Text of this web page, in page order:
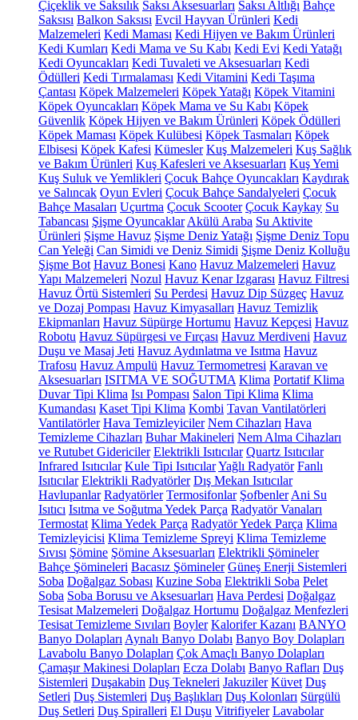
Çiçeklik ve Saksılık Saksı Aksesuarları Saksı Altlığı Bahçe
Saksısı Balkon Saksısı Evcil Hayvan Ürünleri Kedi
Malzemeleri Kedi Maması Kedi Hijyen ve Bakım Ürünleri
Kedi Kumları Kedi Mama ve Su Kabı Kedi Evi Kedi Yatağı
Kedi Oyuncakları Kedi Tuvaleti ve Aksesuarları Kedi
Ödülleri Kedi Tırmalaması Kedi Vitamini Kedi Taşıma
Çantası Köpek Malzemeleri Köpek Yatağı Köpek Vitamini
Köpek Oyuncakları Köpek Mama ve Su Kabı Köpek
Güvenlik Köpek Hijyen ve Bakım Ürünleri Köpek Ödülleri
Köpek Maması Köpek Kulübesi Köpek Tasmaları Köpek
Elbisesi Köpek Kafesi Kümesler Kuş Malzemeleri Kuş Sağlık
ve Bakım Ürünleri Kuş Kafesleri ve Aksesuarları Kuş Yemi
Kuş Suluk ve Yemlikleri Çocuk Bahçe Oyuncakları Kaydırak
ve Salıncak Oyun Evleri Çocuk Bahçe Sandalyeleri Çocuk
Bahçe Masaları Uçurtma Çocuk Scooter Çocuk Kaykay Su
Tabancası Şişme Oyuncaklar Akülü Araba Su Aktivite
Ürünleri Şişme Havuz Şişme Deniz Yatağı Şişme Deniz Topu
Can Yeleği Can Simidi ve Deniz Simidi Şişme Deniz Kolluğu
Şişme Bot Havuz Bonesi Kano Havuz Malzemeleri Havuz
Yapı Malzemeleri Nozul Havuz Kenar Izgarası Havuz Filtresi
Havuz Örtü Sistemleri Su Perdesi Havuz Dip Süzgeç Havuz
ve Dozaj Pompası Havuz Kimyasalları Havuz Temizlik
Ekipmanları Havuz Süpürge Hortumu Havuz Kepçesi Havuz
Robotu Havuz Süpürgesi ve Fırçası Havuz Merdiveni Havuz
Duşu ve Masaj Jeti Havuz Aydınlatma ve Isıtma Havuz
Trafosu Havuz Ampulü Havuz Termometresi Karavan ve
Aksesuarları ISITMA VE SOĞUTMA Klima Portatif Klima
Duvar Tipi Klima Isı Pompası Salon Tipi Klima Klima
Kumandası Kaset Tipi Klima Kombi Tavan Vantilatörleri
Vantilatörler Hava Temizleyiciler Nem Cihazları Hava
Temizleme Cihazları Buhar Makineleri Nem Alma Cihazları
ve Rutubet Gidericiler Elektrikli Isıtıcılar Quartz Isıtıcılar
Infrared Isıtıcılar Kule Tipi IsıtıcılarYağlı Radyatör Fanlı
Isıtıcılar Elektrikli Radyatörler Dış Mekan Isıtıcılar
Havlupanlar Radyatörler Termosifonlar Şofbenler Ani Su
Isıtıcı Isıtma ve Soğutma Yedek Parça Radyatör Vanaları
Termostat Klima Yedek Parça Radyatör Yedek Parça Klima
Temizleyicisi Klima Temizleme Spreyi Klima Temizleme
Sıvısı Şömine Şömine Aksesuarları Elektrikli Şömineler
Bahçe Şömineleri Bacasız Şömineler Güneş Enerji Sistemleri
Soba Doğalgaz Sobası Kuzine Soba Elektrikli Soba Pelet
Soba Soba Borusu ve Aksesuarları Hava Perdesi Doğalgaz
Tesisat Malzemeleri Doğalgaz Hortumu Doğalgaz Menfezleri
Tesisat Temizleme Sıvıları Boyler Kalorifer Kazanı BANYO
Banyo Dolapları Aynalı Banyo Dolabı Banyo Boy Dolapları
Lavabolu Banyo Dolapları Çok Amaçlı Banyo Dolapları
Çamaşır Makinesi Dolapları Ecza Dolabı Banyo Rafları Duş
Sistemleri Duşakabin Duş Tekneleri Jakuziler Küvet Duş
Setleri Duş Sistemleri Duş Başlıkları Duş Kolonları Sürgülü
Duş Setleri Duş Spiralleri El Duşu Vitrifiyeler Lavabolar